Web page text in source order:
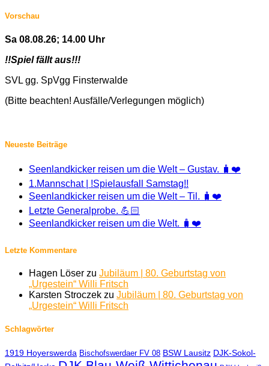
Vorschau
Sa 08.08.26; 14.00 Uhr
!!Spiel fällt aus!!!
SVL gg. SpVgg Finsterwalde
(Bitte beachten! Ausfälle/Verlegungen möglich)
Neueste Beiträge
Seenlandkicker reisen um die Welt – Gustav. 🧳❤️
1.Mannschat | !Spielausfall Samstag!!
Seenlandkicker reisen um die Welt – Til. 🧳❤️
Letzte Generalprobe. 💪🏻
Seenlandkicker reisen um die Welt. 🧳❤️
Letzte Kommentare
Hagen Löser zu Jubiläum | 80. Geburtstag von
„Urgestein“ Willi Fritsch
Karsten Stroczek zu Jubiläum | 80. Geburtstag von
„Urgestein“ Willi Fritsch
Schlagwörter
1919 Hoyerswerda Bischofswerdaer FV 08 BSW Lausitz DJK-Sokol-